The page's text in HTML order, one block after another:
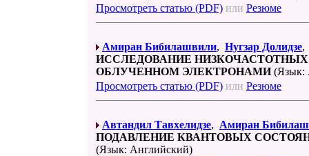
Просмотреть статью (PDF) или Резюме
Амиран Бибилашвили, Нугзар Долидзе
ИССЛЕДОВАНИЕ НИЗКОЧАСТОТНЫХ
ОБЛУЧЕННОМ ЭЛЕКТРОНАМИ(Язык:
Просмотреть статью (PDF) или Резюме
Автандил Тавхелидзе, Амиран
ПОДАВЛЕНИЕ КВАНТОВЫХ
(Язык: Английский)